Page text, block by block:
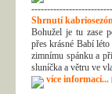
Shrnutí
Bohužel je tu zase
přes krásné Babí
zimnímu spánku a
sluníčka a větru ve
více informací...